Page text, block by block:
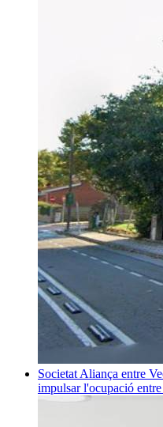
Societat Aliança entre
impulsar l'ocupació